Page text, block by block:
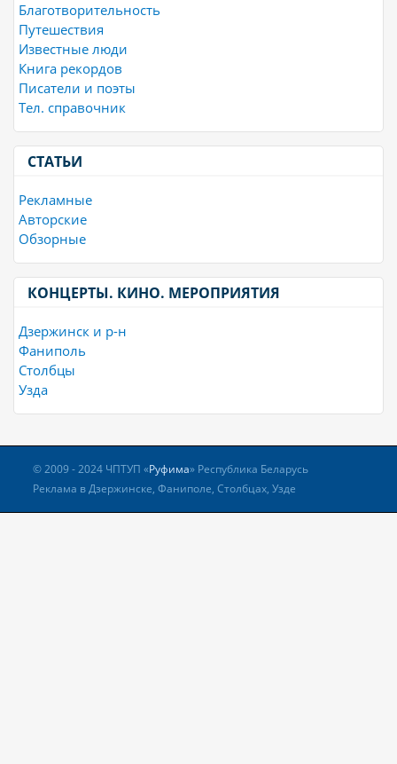
Благотворительность
Путешествия
Известные люди
Книга рекордов
Писатели и поэты
Тел. справочник
СТАТЬИ
Рекламные
Авторские
Обзорные
КОНЦЕРТЫ. КИНО. МЕРОПРИЯТИЯ
Дзержинск и р-н
Фаниполь
Столбцы
Узда
© 2009 - 2024 ЧПТУП «Руфима» Республика Беларусь
Реклама в Дзержинске, Фаниполе, Столбцах, Узде